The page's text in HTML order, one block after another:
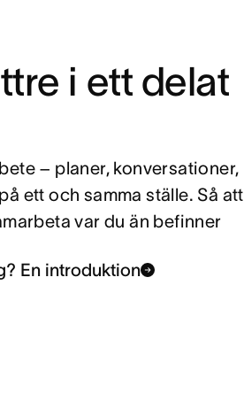
i ett delat
– planer, konversationer,
ett och samma ställe. Så att
var du än befinner
En introduktion